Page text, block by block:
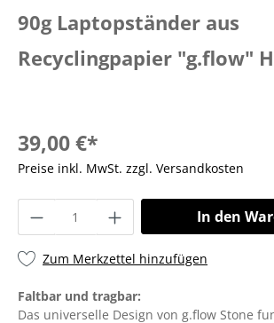
90g Laptopständer aus
Recyclingpapier "g.flow"
39,00 €*
Preise inkl. MwSt. zzgl. Versandkosten
In den
Zum Merkzettel hinzufügen
Faltbar und tragbar:
Das universelle Design von g.flow Stone